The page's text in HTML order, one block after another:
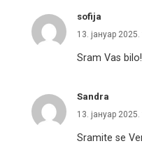
sofija
13. јануар
Sram Vas bilo!
Sandra
13. јануар
Sramite se